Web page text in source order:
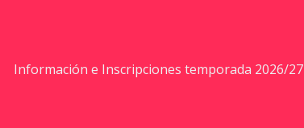
Información e Inscripciones temporada 2026/27